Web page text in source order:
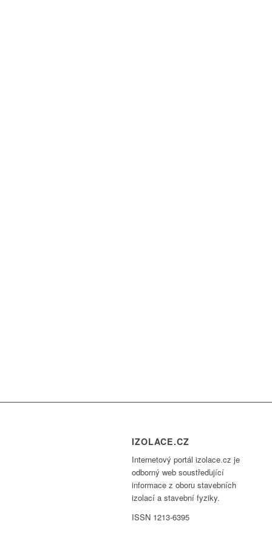
IZOLACE.CZ
Internetový portál izolace.cz je
odborný web soustřeďující
informace z oboru stavebních
izolací a stavební fyziky.
ISSN 1213-6395